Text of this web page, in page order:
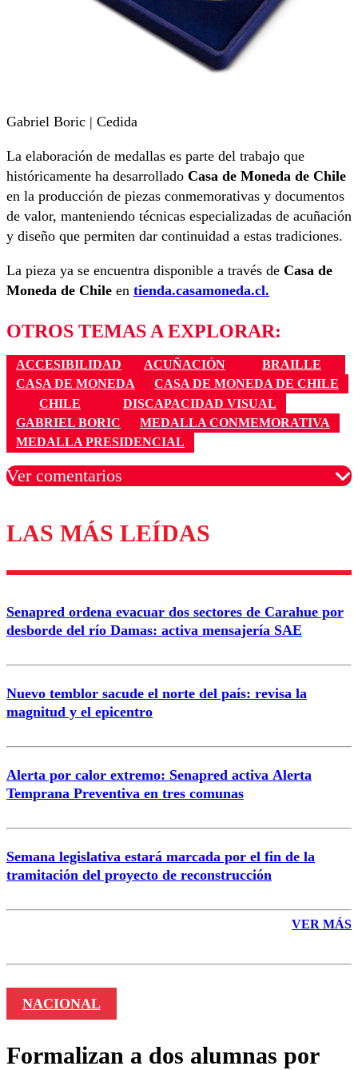
Gabriel Boric | Cedida
La elaboración de medallas es parte del trabajo que
históricamente ha desarrollado Casa de Moneda de Chile
en la producción de piezas conmemorativas y documentos
de valor, manteniendo técnicas especializadas de acuñación
y diseño que permiten dar continuidad a estas tradiciones.
La pieza ya se encuentra disponible a través de Casa de
Moneda de Chile en tienda.casamoneda.cl.
OTROS TEMAS A EXPLORAR:
ACCESIBILIDAD ACUÑACIÓN
BRAILLE
CASA DE MONEDA
CASA DE MONEDA DE CHILE
CHILE
DISCAPACIDAD VISUAL
GABRIEL BORIC
MEDALLA CONMEMORATIVA
MEDALLA PRESIDENCIAL
Ver comentarios
Los comentarios son moderados para garantizar un
diálogo respetuoso.
Nombre
Correo
LAS MÁS LEÍDAS
Senapred ordena evacuar dos sectores de Carahue por
desborde del río Damas: activa mensajería SAE
Nuevo temblor sacude el norte del país: revisa la
magnitud y el epicentro
Alerta por calor extremo: Senapred activa Alerta
Temprana Preventiva en tres comunas
Semana legislativa estará marcada por el fin de la
tramitación del proyecto de reconstrucción
VER MÁS
NACIONAL
Formalizan a dos alumnas por